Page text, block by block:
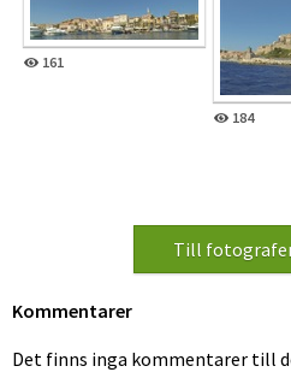
161
184
Kommentarer
Det finns inga kommentarer till